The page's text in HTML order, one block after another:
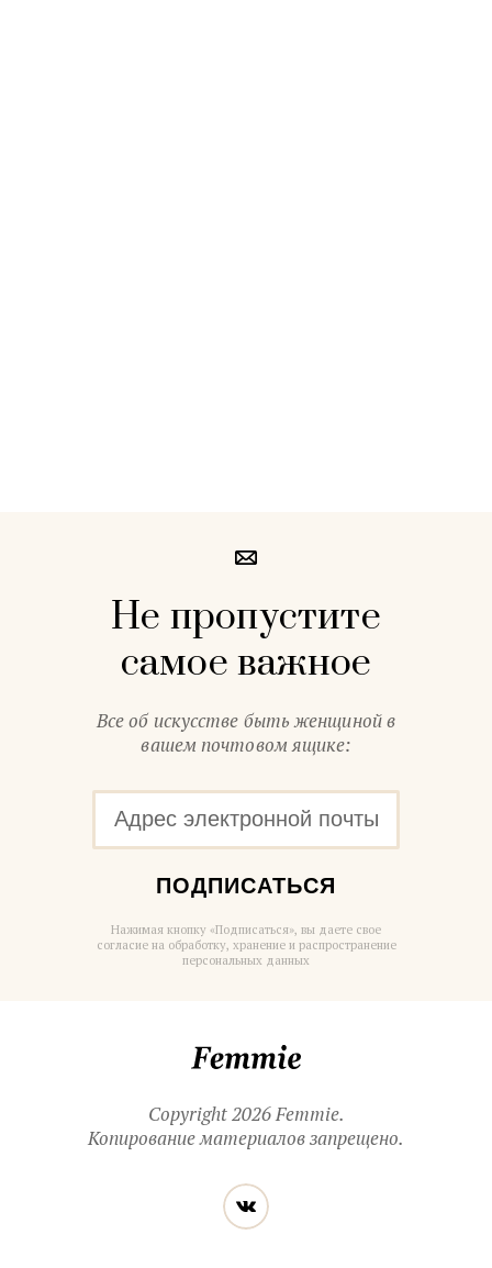
Не пропустите
самое важное
Все об искусстве быть женщиной в
вашем почтовом ящике:
ПОДПИСАТЬСЯ
Нажимая кнопку «Подписаться», вы даете свое
согласие на обработку, хранение и распространение
персональных данных
Copyright 2026 Femmie.
Копирование материалов запрещено.
Читайте
нас
в социальных